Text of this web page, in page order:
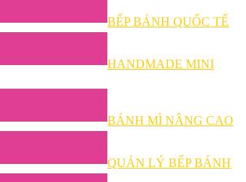
BẾP BÁNH QUỐC TẾ
HANDMADE MINI
BÁNH MÌ NÂNG CAO
QUẢN LÝ BẾP BÁNH